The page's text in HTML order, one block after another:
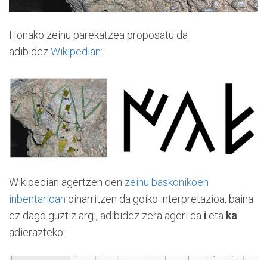
Honako zeinu parekatzea proposatu da
adibidezWikipedian:
Wikipedian agertzen den zeinu baskonikoen
inbentarioan oinarritzen da goiko interpretazioa, baina
ez dago guztiz argi, adibidez zera ageri da i eta ka
adierazteko: